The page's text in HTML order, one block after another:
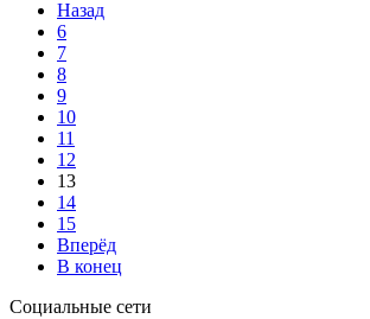
Назад
6
7
8
9
10
11
12
13
14
15
Вперёд
В конец
Социальные сети